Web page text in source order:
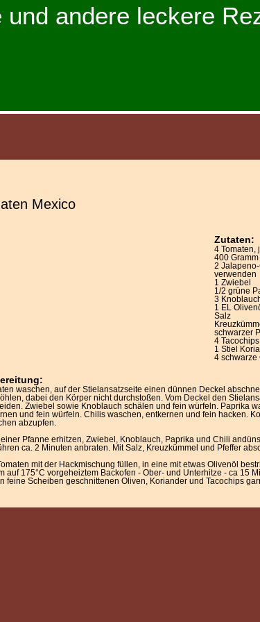
und andere leckere
Mexico
Zutaten:
4 Tomaten,
400
2
verwenden
1 Zwiebel
1/2 grüne
3
1 EL
Salz
schwarzer
4 Tacochips
1 Stiel
4 schwarze
waschen, auf der Stielansatzseite einen dünnen Deckel
dabei den Körper nicht durchstoßen. Vom Deckel den
Zwiebel sowie Knoblauch schälen und fein würfeln. Paprika
und fein würfeln. Chilis waschen, entkernen und fein hacken.
abzupfen.
Pfanne erhitzen, Zwiebel, Knoblauch, Paprika und Chili
ca. 2 Minuten anbraten. Mit Salz, Kreuzkümmel und Pfeffer
mit der Hackmischung füllen, in eine mit etwas Olivenöl
auf 175°C vorgeheiztem Backofen - Ober- und Unterhitze - ca 15
feine Scheiben geschnittenen Oliven, Koriander und Tacochips